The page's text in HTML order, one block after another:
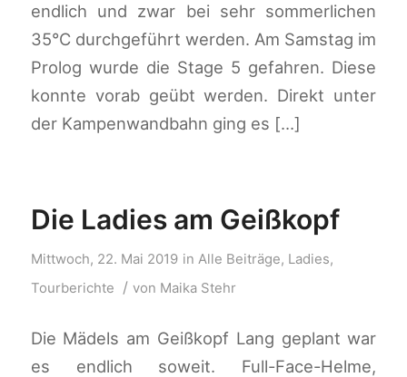
endlich und zwar bei sehr sommerlichen
35°C durchgeführt werden. Am Samstag im
Prolog wurde die Stage 5 gefahren. Diese
konnte vorab geübt werden. Direkt unter
der Kampenwandbahn ging es […]
Die Ladies am Geißkopf
Mittwoch, 22. Mai 2019 in Alle Beiträge, Ladies,
Tourberichte
/ von Maika Stehr
Die Mädels am Geißkopf Lang geplant war
es endlich soweit. Full-Face-Helme,